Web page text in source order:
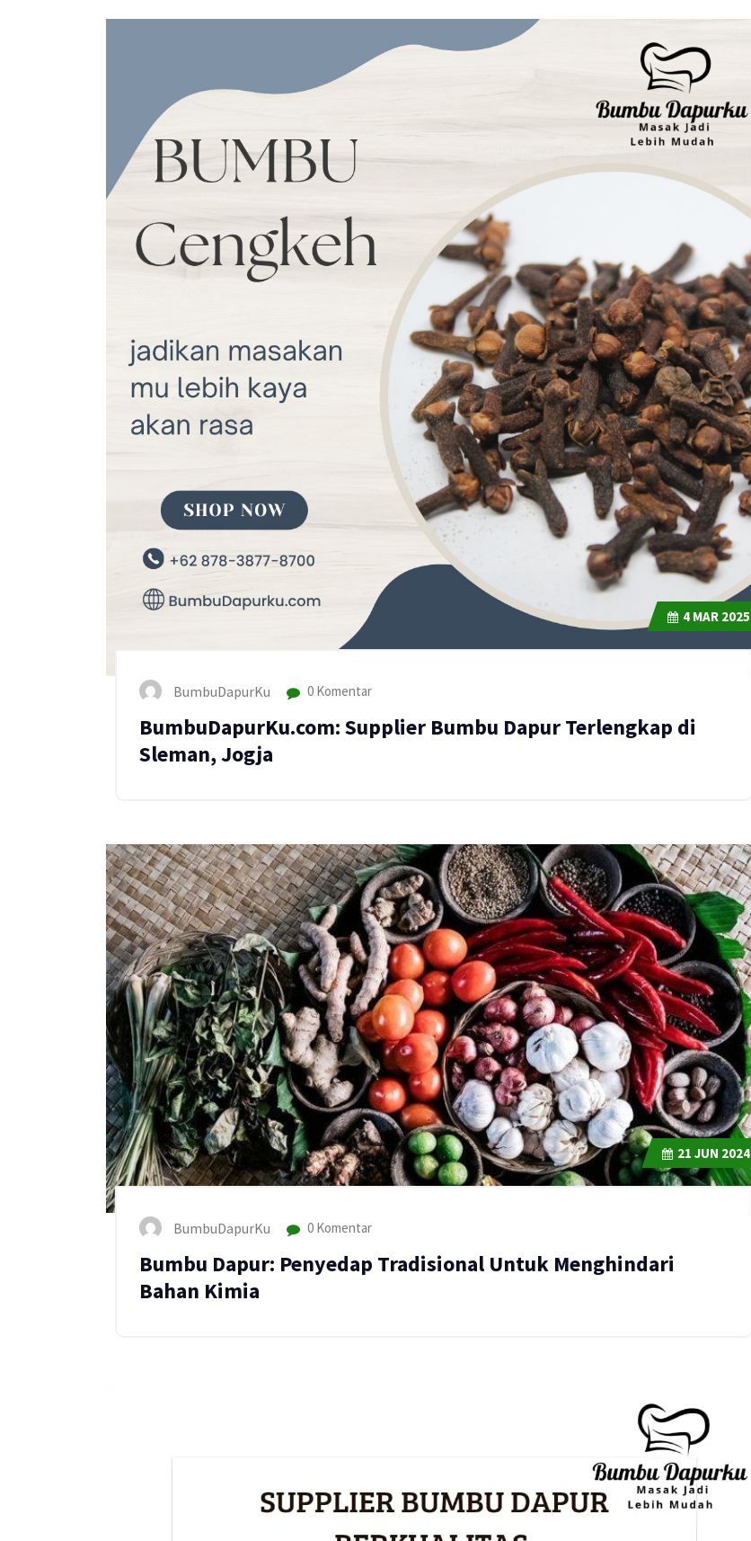
4MAR 2025
BumbuDapurKu 0 Komentar
BumbuDapurKu.com: Supplier Bumbu Dapur Terlengkap di
Sleman, Jogja
21 JUN 2024
BumbuDapurKu 0 Komentar
Bumbu Dapur: Penyedap Tradisional Untuk Menghindari
Bahan Kimia